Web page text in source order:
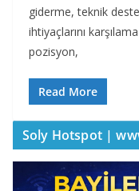
giderme, teknik
ihtiyaçlarını
pozisyon,
Read More
Soly Hotspot |